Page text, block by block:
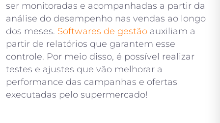
ser monitoradas e acompanhadas a partir da
análise do desempenho nas vendas ao longo
dos meses. Softwares de gestão auxiliam a
partir de relatórios que garantem esse
controle. Por meio disso, é possível realizar
testes e ajustes que vão melhorar a
performance das campanhas e ofertas
executadas pelo supermercado!